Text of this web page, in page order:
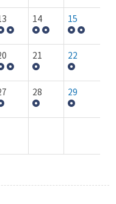
14 15
21 22
28 29